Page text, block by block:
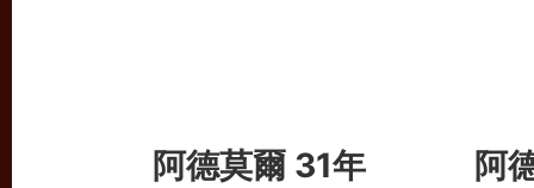
阿德莫爾 31年
阿